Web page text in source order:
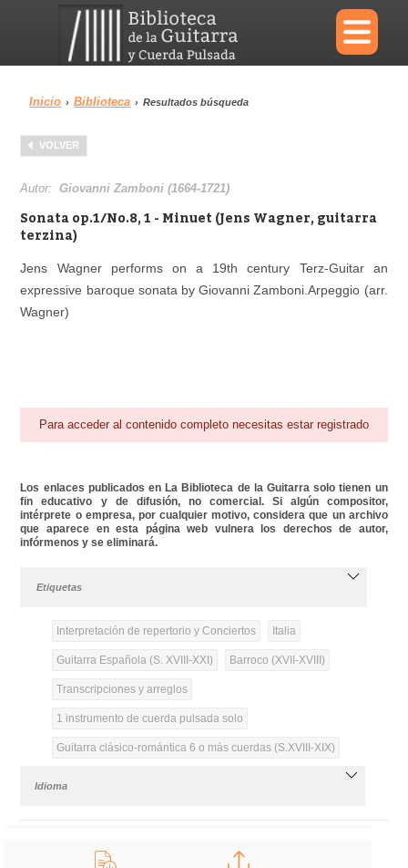
×
Menu
Biblioteca
Área personal Reproductor
Inicio › Biblioteca › Resultados búsqueda
VOLVER
Autor:Giovanni Zamboni (1664-1721)
Sonata op.1/No.8, 1 - Minuet (Jens Wagner, guitarra
terzina)
Jens Wagner performs on a 19th century Terz-Guitar an
expressive baroque sonata by Giovanni Zamboni.Arpeggio (arr.
Wagner)
Para acceder al contenido completo necesitas estar registrado
Los enlaces publicados en La Biblioteca de la Guitarra solo tienen un
fin educativo y de difusión, no comercial. Si algún compositor,
intérprete o empresa, por cualquier motivo, considera que un archivo
que aparece en esta página web vulnera los derechos de autor,
infórmenos y se eliminará.
Etiquetas
Interpretación de repertorio y Conciertos Italia
Guitarra Española (S. XVIII-XXI) Barroco (XVII-XVIII)
Transcripciones y arreglos
1 instrumento de cuerda pulsada solo
Guitarra clásico-romántica 6 o más cuerdas (S.XVIII-XIX)
Idioma